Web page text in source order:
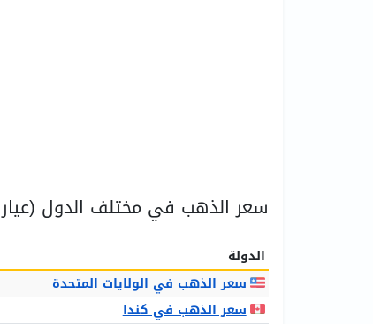
سعر الذهب في مختلف الدول (عيار 18)
الدولة
سعر الذهب في الولايات المتحدة
سعر الذهب في كندا